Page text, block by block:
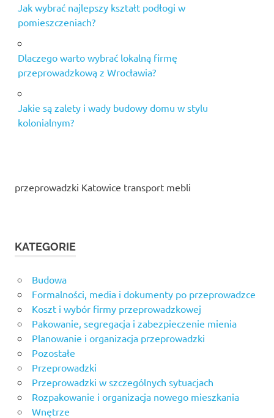
Jak wybrać najlepszy kształt podłogi w
pomieszczeniach?
Dlaczego warto wybrać lokalną firmę
przeprowadzkową z Wrocławia?
Jakie są zalety i wady budowy domu w stylu
kolonialnym?
przeprowadzki Katowice transport mebli
KATEGORIE
Budowa
Formalności, media i dokumenty po przeprowadzce
Koszt i wybór firmy przeprowadzkowej
Pakowanie, segregacja i zabezpieczenie mienia
Planowanie i organizacja przeprowadzki
Pozostałe
Przeprowadzki
Przeprowadzki w szczególnych sytuacjach
Rozpakowanie i organizacja nowego mieszkania
Wnętrze